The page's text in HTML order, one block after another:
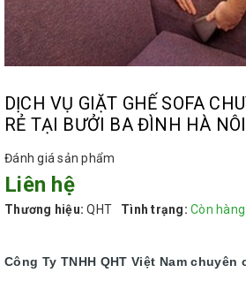
DỊCH VỤ GIẶT GHẾ SOFA
RẺ TẠI BƯỞI BA ĐÌNH HÀ NÔI
Đánh giá sản phẩm
Liên hệ
Thương hiệu: QHT Tình trạng: Còn hàng
Công Ty TNHH QHT Việt Nam